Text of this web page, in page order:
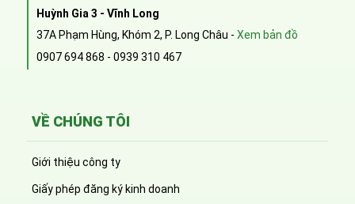
Huỳnh Gia 3 - Vĩnh Long
37A Phạm Hùng, Khóm 2, P. Long Châu - Xem bản đồ
0907 694 868 - 0939 310 467
VỀ CHÚNG TÔI
Giới thiệu công ty
Giấy phép đăng ký kinh doanh